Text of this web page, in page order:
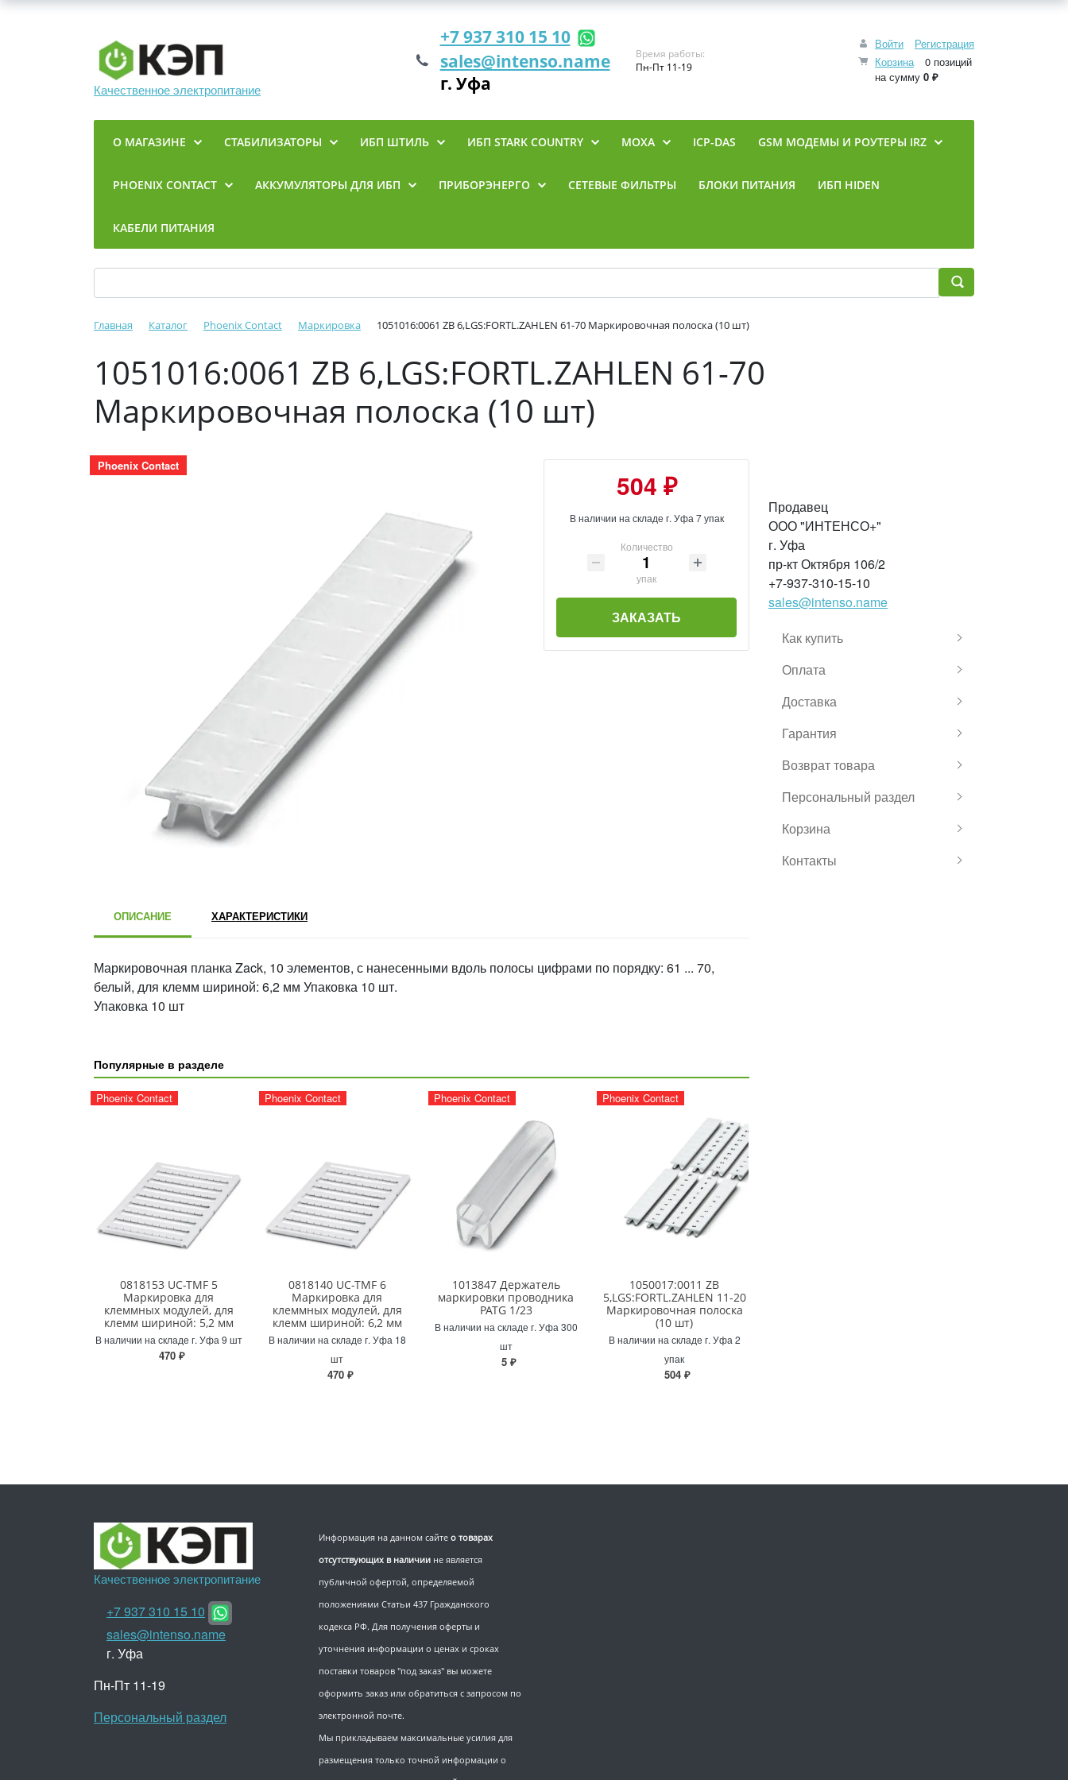
Качественное электропитание
Войти
Регистрация
Корзина
0 позиций
на сумму 0 ₽
+7 937 310 15 10
sales@intenso.name
г. Уфа
Время работы:
Пн-Пт 11-19
О МАГАЗИНЕ СТАБИЛИЗАТОРЫ ИБП ШТИЛЬ ИБП STARK COUNTRY MOXA ICP-DAS GSM МОДЕМЫ И РОУТЕРЫ IRZ
PHOENIX CONTACT АККУМУЛЯТОРЫ ДЛЯ ИБП ПРИБОРЭНЕРГО СЕТЕВЫЕ ФИЛЬТРЫ БЛОКИ ПИТАНИЯ ИБП HIDEN
КАБЕЛИ ПИТАНИЯ
Главная Каталог Phoenix Contact Маркировка 1051016:0061 ZB 6,LGS:FORTL.ZAHLEN 61-70 Маркировочная полоска (10 шт)
1051016:0061 ZB 6,LGS:FORTL.ZAHLEN 61-70
Маркировочная полоска (10 шт)
Phoenix Contact
504 ₽
В наличии на складе г. Уфа 7 упак
Количество
упак
ЗАКАЗАТЬ
ОПИСАНИЕ ХАРАКТЕРИСТИКИ
Маркировочная планка Zack, 10 элементов, с нанесенными вдоль полосы цифрами по порядку: 61 ... 70,
белый, для клемм шириной: 6,2 мм Упаковка 10 шт.
Упаковка 10 шт
Популярные в разделе
Phoenix Contact
0818153 UC-TMF 5
Маркировка для
клеммных модулей, для
клемм шириной: 5,2 мм
В наличии на складе г. Уфа 9 шт
470 ₽
Phoenix Contact
0818140 UC-TMF 6
Маркировка для
клеммных модулей, для
клемм шириной: 6,2 мм
В наличии на складе г. Уфа 18
шт
470 ₽
Phoenix Contact
1013847 Держатель
маркировки проводника
PATG 1/23
В наличии на складе г. Уфа 300
шт
5 ₽
Phoenix Contact
1050017:0011 ZB
5,LGS:FORTL.ZAHLEN 11-20
Маркировочная полоска
(10 шт)
В наличии на складе г. Уфа 2
упак
504 ₽
Продавец
ООО "ИНТЕНСО+"
г. Уфа
пр-кт Октября 106/2
+7-937-310-15-10
sales@intenso.name
Как купить
Оплата
Доставка
Гарантия
Возврат товара
Персональный раздел
Корзина
Контакты
Информация на данном сайте о товарах
отсутствующих в наличии не является
публичной офертой, определяемой
положениями Статьи 437 Гражданского
кодекса РФ. Для получения оферты и
уточнения информации о ценах и сроках
поставки товаров "под заказ" вы можете
оформить заказ или обратиться с запросом по
электронной почте.
Мы прикладываем максимальные усилия для
размещения только точной информации о
Качественное электропитание
+7 937 310 15 10
sales@intenso.name
г. Уфа
Пн-Пт 11-19
Персональный раздел